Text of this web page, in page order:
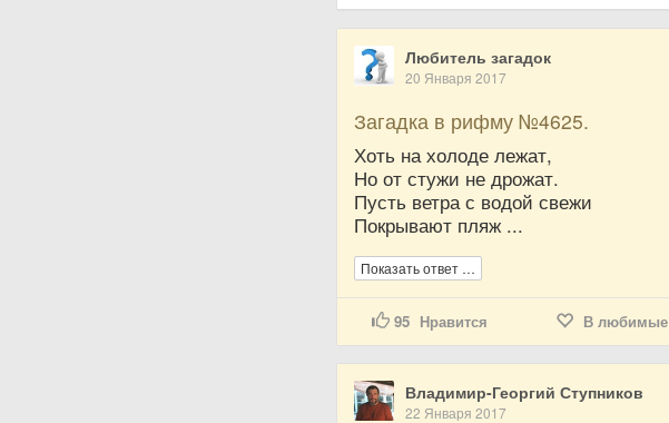
Любитель загадок
20 Января 2017
Загадка в рифму №4625.
Хоть на холоде лежат,
Но от стужи не дрожат.
Пусть ветра с водой свежи
Покрывают пляж ...
Показать ответ …
95 Нравится В любимые
Владимир-Георгий Ступников
22 Января 2017